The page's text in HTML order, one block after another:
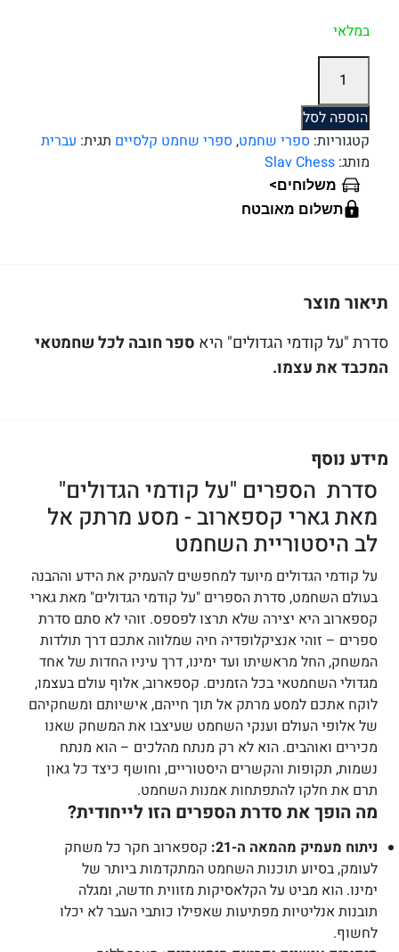
במלאי
על
קודמי
הגדולים
-
סט
הוספה לסל
קטגוריות: ספרי שחמט,ספרי שחמט קלסיים תגית: עברית
מותג: Slav Chess
משלוחים>
תשלום מאובטח
תיאור מוצר
סדרת "על קודמי הגדולים" היא ספר חובה לכל שחמטאי
המכבד את עצמו.
מידע נוסף
סדרת הספרים "על קודמי הגדולים"
מאת גארי קספארוב - מסע מרתק אל
לב היסטוריית השחמט
על קודמי הגדולים מיועד למחפשים להעמיק את הידע וההבנה
בעולם השחמט, סדרת הספרים "על קודמי הגדולים" מאת גארי
קספארוב היא יצירה שלא תרצו לפספס. זוהי לא סתם סדרת
ספרים – זוהי אנציקלופדיה חיה שמלווה אתכם דרך תולדות
המשחק, החל מראשיתו ועד ימינו, דרך עיניו החדות של אחד
מגדולי השחמטאי בכל הזמנים. קספארוב, אלוף עולם בעצמו,
לוקח אתכם למסע מרתק אל תוך חייהם, אישיותם ומשחקיהם
של אלופי העולם וענקי השחמט שעיצבו את המשחק שאנו
מכירים ואוהבים. הוא לא רק מנתח מהלכים – הוא מנתח
נשמות, תקופות והקשרים היסטוריים, וחושף כיצד כל גאון
תרם את חלקו להתפתחות אמנות השחמט.
מה הופך את סדרת הספרים הזו לייחודית?
ניתוח מעמיק מהמאה ה-21:
קספארוב חקר כל משחק
לעומק, בסיוע תוכנות השחמט המתקדמות ביותר של
ימינו. הוא מביט על הקלאסיקות מזווית חדשה, ומגלה
תובנות אנליטיות מפתיעות שאפילו כותבי העבר לא יכלו
לחשוף.